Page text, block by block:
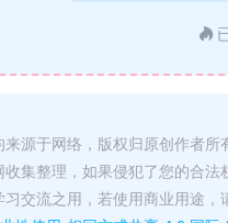
源于网络，版权归原创作者所
集整理，如果侵犯了您的合法
交流之用，若使用商业用途